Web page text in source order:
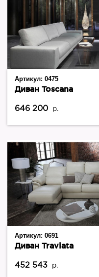
Артикул: 0475
Диван Toscana
646 200 р.
Артикул: 0691
Диван Traviata
452 543 р.